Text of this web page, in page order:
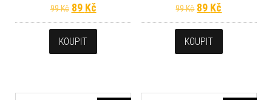
99Kč Původní cena byla: 99 Kč.
89 KčAktuální cena je: 89 Kč.
KOUPIT
99Kč Původní cena
89 Kč
KOUPIT